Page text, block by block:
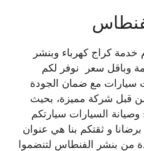
كراج كهرباء وبنشر
وباقل سعر نوفر لكم
سيارات مع ضمان الجودة
قبل شركة مميزة، بحيث
السيارات سيارتكم
و ثقتكم بنا هي عنوان
من بنشر الفنطاس لتنضموا